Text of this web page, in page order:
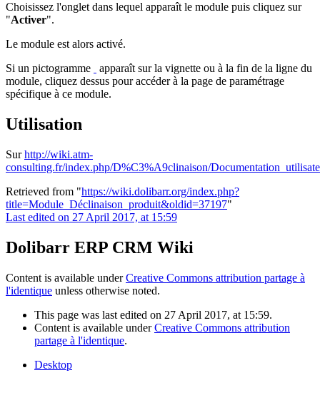
Choisissez l'onglet dans lequel apparaît le module puis cliquez sur
"Activer".
Le module est alors activé.
Si un pictogramme
apparaît sur la vignette ou à la fin de la ligne du
module, cliquez dessus pour accéder à la page de paramétrage
spécifique à ce module.
Utilisation
Surhttp://wiki.atm-
consulting.fr/index.php/D%C3%A9clinaison/
Retrieved from "https://wiki.dolibarr.org/index.php?
title=Module_Déclinaison_produit&oldid=37197"
Last edited on 27 April 2017, at 15:59
Dolibarr ERP CRM Wiki
Content is available underCreative Commons attribution partage à
l'identique unless otherwise noted.
This page was last edited on 27 April 2017, at 15:59.
Content is available underCreative Commons attribution
partage à l'identique.
Desktop